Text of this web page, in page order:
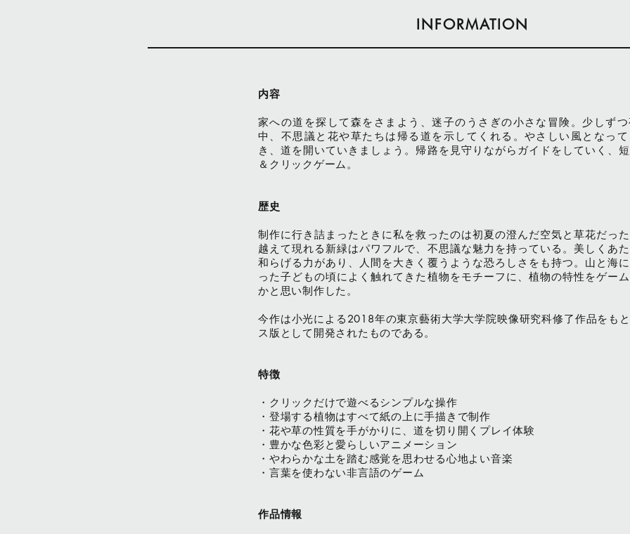
INFORMATION
内容
家への道を探して森をさまよう、迷子のうさぎの小さな冒険。少しずつ
中、不思議と花や草たちは帰る道を示してくれる。やさしい風となっ
き、道を開いていきましょう。帰路を見守りながらガイドをしていく、
＆クリックゲーム。
歴史
制作に行き詰まったときに私を救ったのは初夏の澄んだ空気と草花だっ
越えて現れる新緑はパワフルで、不思議な魅力を持っている。美しくあ
和らげる力があり、人間を大きく覆うような恐ろしさをも持つ。山と海
った子どもの頃によく触れてきた植物をモチーフに、植物の特性をゲー
かと思い制作した。
今作は小光による 2018年の東京藝術大学大学院映像研究科修了作品をも
ス版として開発されたものである。
特徴
・クリックだけで遊べるシンプルな操作
・登場する植物はすべて紙の上に手描きで制作
・花や草の性質を手がかりに、道を切り開くプレイ体験
・豊かな色彩と愛らしいアニメーション
・やわらかな土を踏む感覚を思わせる心地よい音楽
・言葉を使わない非言語のゲーム
作品情報